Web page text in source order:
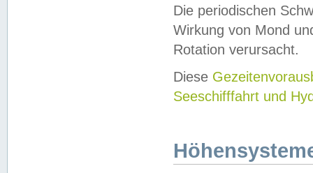
Die periodischen
Wirkung von Mond
Rotation verursacht.
Diese
Seeschifffahrt und